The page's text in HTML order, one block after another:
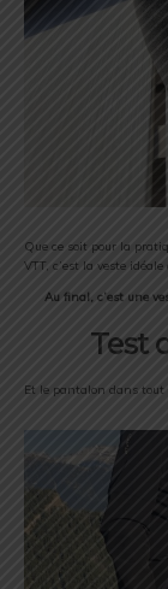
Que ce soit pour la
VTT, c’est la veste
Au final, c’est une
Test
Et le pantalon dans tout